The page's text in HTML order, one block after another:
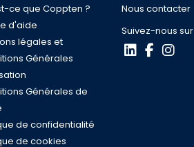
ce que Coppten ?
d'aide
légales et
Générales
Générales de
de confidentialité
de cookies
Nous contacter
Suivez-nous sur